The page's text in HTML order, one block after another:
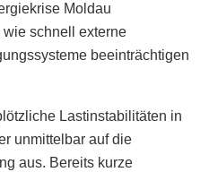
Moldau
schnell externe
beeinträchtigen
Lastinstabilitäten in
unmittelbar auf die
aus. Bereits kurze